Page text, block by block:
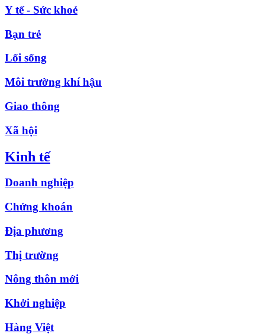
Y tế - Sức khoẻ
Bạn trẻ
Lối sống
Môi trường khí hậu
Giao thông
Xã hội
Kinh tế
Doanh nghiệp
Chứng khoán
Địa phương
Thị trường
Nông thôn mới
Khởi nghiệp
Hàng Việt